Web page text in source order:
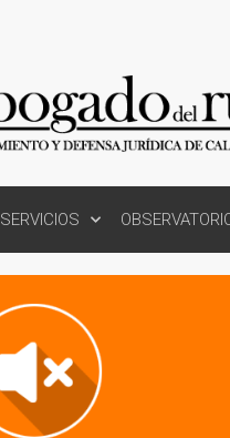
SERVICIOS